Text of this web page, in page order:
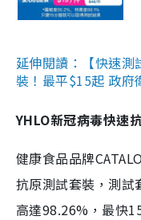
延伸閱讀：【快速
裝！最平$15起 政府
YHLO新冠病毒快速
健康食品品牌
抗原測試套裝，測試
高達98.26%，最快